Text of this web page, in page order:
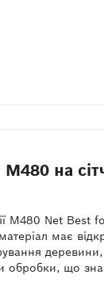
на
M480 Net Best
має
обробки, що